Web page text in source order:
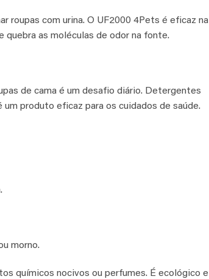
roupas com urina. O UF2000 4Pets é eficaz na
quebra as moléculas de odor na fonte.
de cama é um desafio diário. Detergentes
produto eficaz para os cuidados de saúde.
morno.
químicos nocivos ou perfumes. É ecológico e